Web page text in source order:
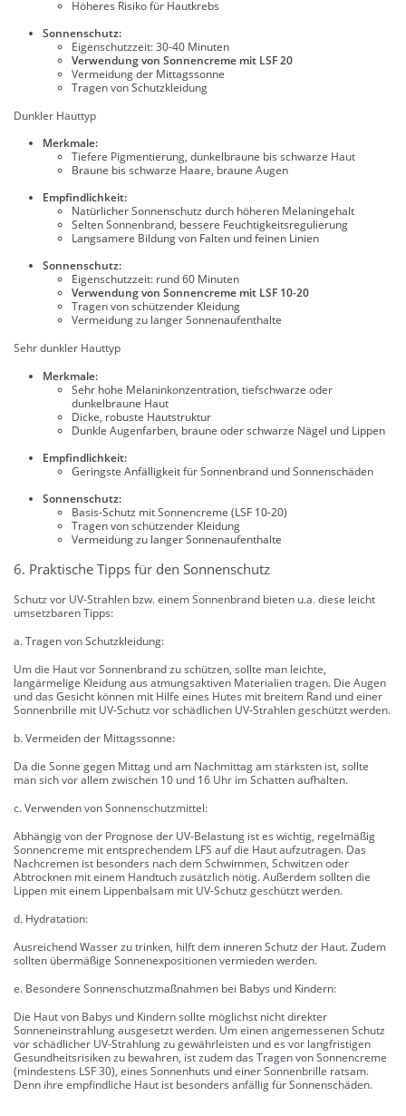
Höheres Risiko für Hautkrebs
Sonnenschutz:
Eigenschutzzeit: 30-40 Minuten
Verwendung von Sonnencreme mit LSF 20
Vermeidung der Mittagssonne
Tragen von Schutzkleidung
Dunkler Hauttyp
Merkmale:
Tiefere Pigmentierung, dunkelbraune bis schwarze Haut
Braune bis schwarze Haare, braune Augen
Empfindlichkeit:
Natürlicher Sonnenschutz durch höheren Melaningehalt
Selten Sonnenbrand, bessere Feuchtigkeitsregulierung
Langsamere Bildung von Falten und feinen Linien
Sonnenschutz:
Eigenschutzzeit: rund 60 Minuten
Verwendung von Sonnencreme mit LSF 10-20
Tragen von schützender Kleidung
Vermeidung zu langer Sonnenaufenthalte
Sehr dunkler Hauttyp
Merkmale:
Sehr hohe Melaninkonzentration, tiefschwarze oder
dunkelbraune Haut
Dicke, robuste Hautstruktur
Dunkle Augenfarben, braune oder schwarze Nägel und Lippen
Empfindlichkeit:
Geringste Anfälligkeit für Sonnenbrand und Sonnenschäden
Sonnenschutz:
Basis-Schutz mit Sonnencreme (LSF 10-20)
Tragen von schützender Kleidung
Vermeidung zu langer Sonnenaufenthalte
6. Praktische Tipps für den Sonnenschutz
Schutz vor UV-Strahlen bzw. einem Sonnenbrand bieten u.a. diese leicht
umsetzbaren Tipps:
a. Tragen von Schutzkleidung:
Um die Haut vor Sonnenbrand zu schützen, sollte man leichte,
langärmelige Kleidung aus atmungsaktiven Materialien tragen. Die Augen
und das Gesicht können mit Hilfe eines Hutes mit breitem Rand und einer
Sonnenbrille mit UV-Schutz vor schädlichen UV-Strahlen geschützt werden.
b. Vermeiden der Mittagssonne:
Da die Sonne gegen Mittag und am Nachmittag am stärksten ist, sollte
man sich vor allem zwischen 10 und 16 Uhr im Schatten aufhalten.
c. Verwenden von Sonnenschutzmittel:
Abhängig von der Prognose der UV-Belastung ist es wichtig, regelmäßig
Sonnencreme mit entsprechendem LFS auf die Haut aufzutragen. Das
Nachcremen ist besonders nach dem Schwimmen, Schwitzen oder
Abtrocknen mit einem Handtuch zusätzlich nötig. Außerdem sollten die
Lippen mit einem Lippenbalsam mit UV-Schutz geschützt werden.
d. Hydratation:
Ausreichend Wasser zu trinken, hilft dem inneren Schutz der Haut. Zudem
sollten übermäßige Sonnenexpositionen vermieden werden.
e. Besondere Sonnenschutzmaßnahmen bei Babys und Kindern:
Die Haut von Babys und Kindern sollte möglichst nicht direkter
Sonneneinstrahlung ausgesetzt werden. Um einen angemessenen Schutz
vor schädlicher UV-Strahlung zu gewährleisten und es vor langfristigen
Gesundheitsrisiken zu bewahren, ist zudem das Tragen von Sonnencreme
(mindestens LSF 30), eines Sonnenhuts und einer Sonnenbrille ratsam.
Denn ihre empfindliche Haut ist besonders anfällig für Sonnenschäden.